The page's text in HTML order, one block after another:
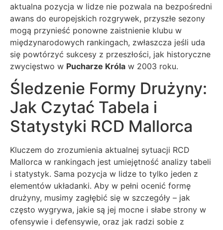
aktualna pozycja w lidze nie pozwala na bezpośredni
awans do europejskich rozgrywek, przyszłe sezony
mogą przynieść ponowne zaistnienie klubu w
międzynarodowych rankingach, zwłaszcza jeśli uda
się powtórzyć sukcesy z przeszłości, jak historyczne
zwycięstwo w Pucharze Króla w 2003 roku.
Śledzenie Formy Drużyny:
Jak Czytać Tabela i
Statystyki RCD Mallorca
Kluczem do zrozumienia aktualnej sytuacji RCD
Mallorca w rankingach jest umiejętność analizy tabeli
i statystyk. Sama pozycja w lidze to tylko jeden z
elementów układanki. Aby w pełni ocenić formę
drużyny, musimy zagłębić się w szczegóły – jak
często wygrywa, jakie są jej mocne i słabe strony w
ofensywie i defensywie, oraz jak radzi sobie z